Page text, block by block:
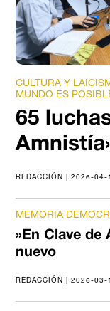
CULTURA Y
MUNDO ES
65
REDACCIÓN | 2026-
MEMORIA
»En Clave de
nuevo
REDACCIÓN | 2026-